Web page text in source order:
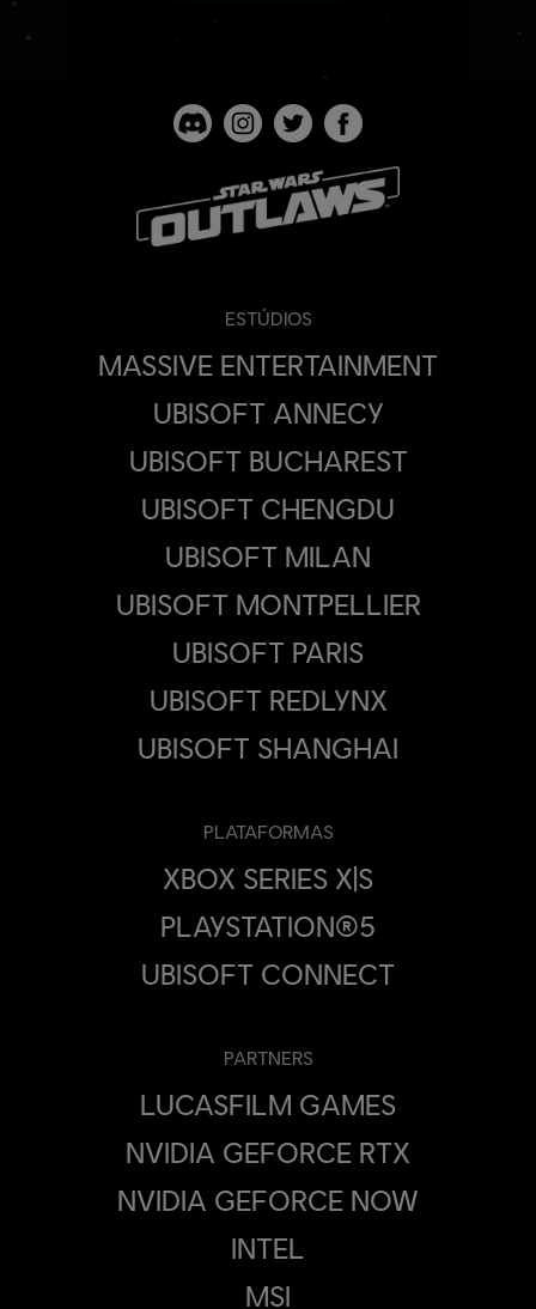
ESTÚDIOS
MASSIVE ENTERTAINMENT
UBISOFT ANNECY
UBISOFT BUCHAREST
UBISOFT CHENGDU
UBISOFT MILAN
UBISOFT MONTPELLIER
UBISOFT PARIS
UBISOFT REDLYNX
UBISOFT SHANGHAI
PLATAFORMAS
XBOX SERIES X|S
PLAYSTATION®5
UBISOFT CONNECT
PARTNERS
LUCASFILM GAMES
NVIDIA GEFORCE RTX
NVIDIA GEFORCE NOW
INTEL
MSI